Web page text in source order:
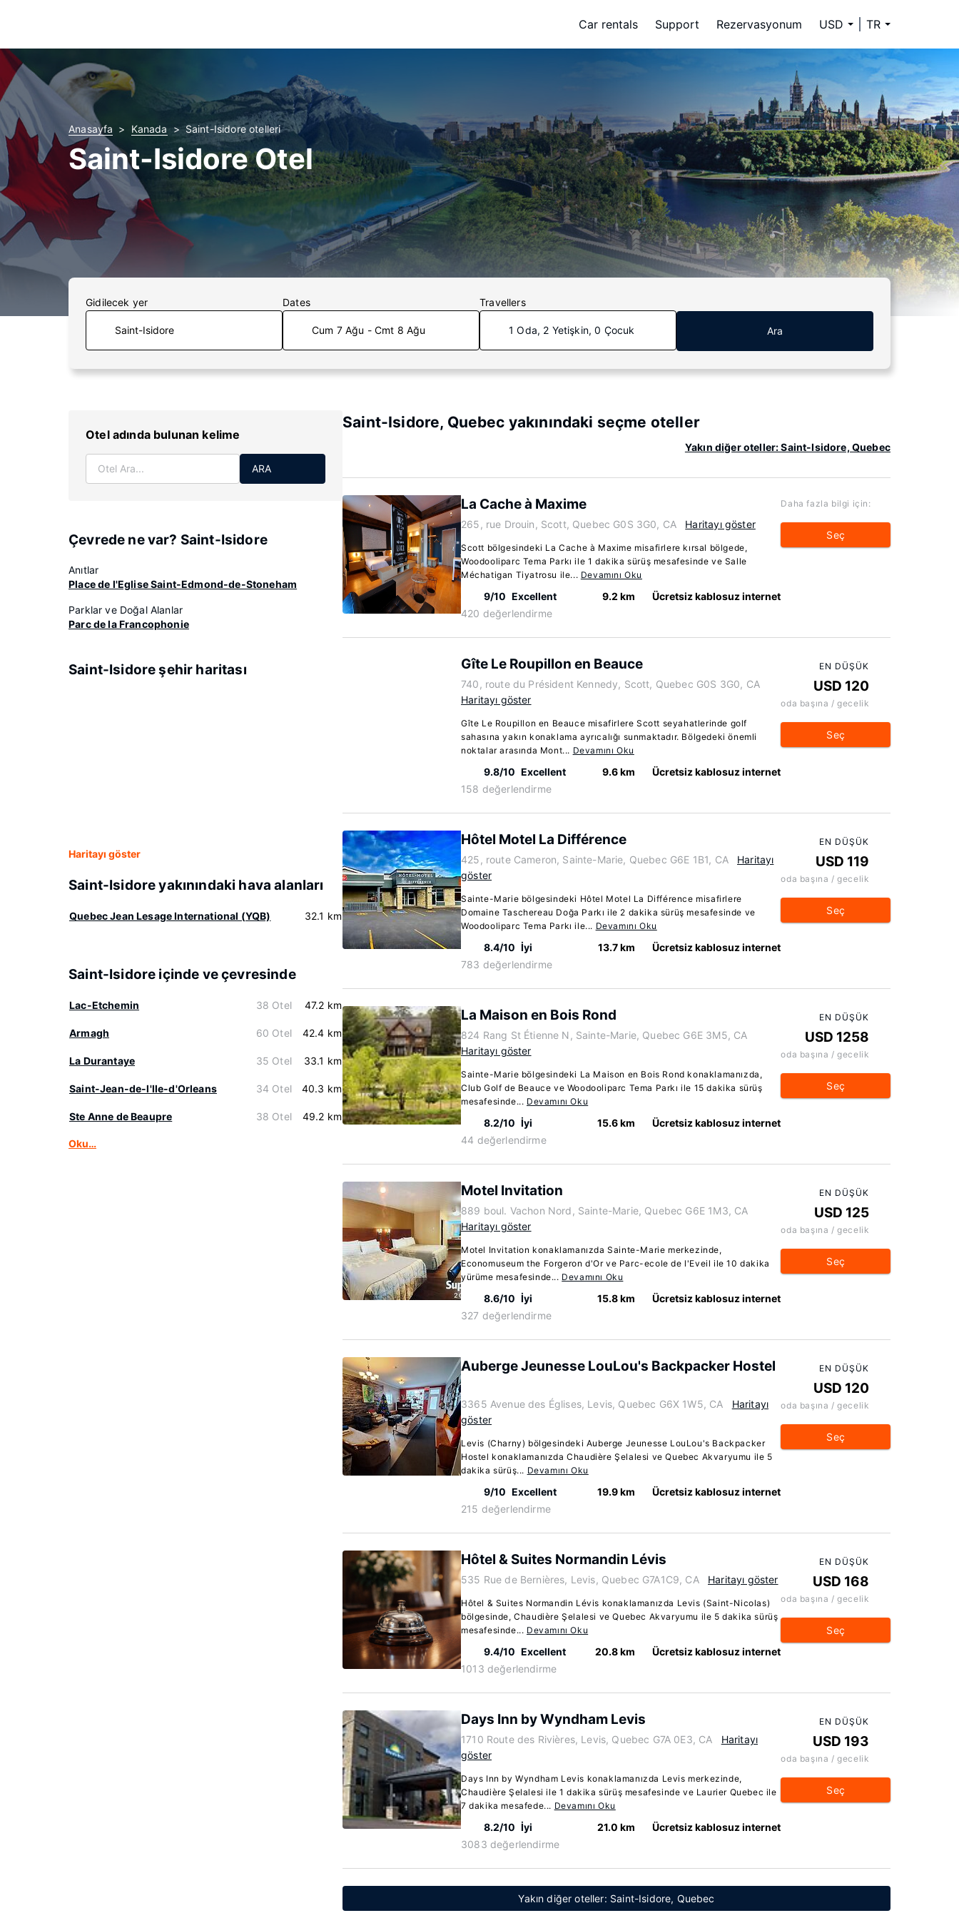
Car rentals Support Rezervasyonum USD TR
Anasayfa Kanada Saint-Isidore otelleri
Saint-Isidore Otel
Gidilecek yer Dates
Cum 7 Ağu - Cmt 8 Ağu
Travellers
1 Oda, 2 Yetişkin, 0 Çocuk Ara
Otel adında bulunan kelime
ARA
Çevrede ne var? Saint-Isidore
Anıtlar
Place de l'Eglise Saint-Edmond-de-Stoneham
Parklar ve Doğal Alanlar
Parc de la Francophonie
Saint-Isidore şehir haritası
Haritayı göster
Saint-Isidore yakınındaki hava alanları
Quebec Jean Lesage International (YQB) 32.1 km
Saint-Isidore içinde ve çevresinde
Lac-Etchemin 38 Otel 47.2 km
Armagh 60 Otel 42.4 km
La Durantaye 35 Otel 33.1 km
Saint-Jean-de-l'lle-d'Orleans 34 Otel 40.3 km
Ste Anne de Beaupre 38 Otel 49.2 km
Oku…
Saint-Isidore, Quebec yakınındaki seçme oteller
Yakın diğer oteller: Saint-Isidore, Quebec
La Cache à Maxime
265, rue Drouin, Scott, Quebec G0S 3G0, CA Haritayı göster
Scott bölgesindeki La Cache à Maxime misafirlere kırsal bölgede,
Woodooliparc Tema Parkı ile 1 dakika sürüş mesafesinde ve Salle
Méchatigan Tiyatrosu ile... Devamını Oku
9/10 Excellent
420 değerlendirme
9.2 km Ücretsiz kablosuz internet
Daha fazla bilgi için:
Seç
Gîte Le Roupillon en Beauce
740, route du Président Kennedy, Scott, Quebec G0S 3G0, CA
Haritayı göster
Gîte Le Roupillon en Beauce misafirlere Scott seyahatlerinde golf
sahasına yakın konaklama ayrıcalığı sunmaktadır. Bölgedeki önemli
noktalar arasında Mont... Devamını Oku
9.8/10 Excellent
158 değerlendirme
9.6 km Ücretsiz kablosuz internet
EN DÜŞÜK
USD 120
oda başına / gecelik
Seç
Hôtel Motel La Différence
425, route Cameron, Sainte-Marie, Quebec G6E 1B1, CA
Haritayı
göster
Sainte-Marie bölgesindeki Hôtel Motel La Différence misafirlere
Domaine Taschereau Doğa Parkı ile 2 dakika sürüş mesafesinde ve
Woodooliparc Tema Parkı ile... Devamını Oku
8.4/10 İyi
783 değerlendirme
13.7 km Ücretsiz kablosuz internet
EN DÜŞÜK
USD 119
oda başına / gecelik
Seç
La Maison en Bois Rond
824 Rang St Étienne N, Sainte-Marie, Quebec G6E 3M5, CA
Haritayı göster
Sainte-Marie bölgesindeki La Maison en Bois Rond konaklamanızda,
Club Golf de Beauce ve Woodooliparc Tema Parkı ile 15 dakika sürüş
mesafesinde... Devamını Oku
8.2/10 İyi
44 değerlendirme
15.6 km Ücretsiz kablosuz internet
EN DÜŞÜK
USD 1258
oda başına / gecelik
Seç
Motel Invitation
889 boul. Vachon Nord, Sainte-Marie, Quebec G6E 1M3, CA
Haritayı göster
Motel Invitation konaklamanızda Sainte-Marie merkezinde,
Economuseum the Forgeron d'Or ve Parc-ecole de l'Eveil ile 10 dakika
yürüme mesafesinde... Devamını Oku
8.6/10 İyi
327 değerlendirme
15.8 km Ücretsiz kablosuz internet
EN DÜŞÜK
USD 125
oda başına / gecelik
Seç
Auberge Jeunesse LouLou's Backpacker Hostel
3365 Avenue des Églises, Levis, Quebec G6X 1W5, CA
Haritayı
göster
Levis (Charny) bölgesindeki Auberge Jeunesse LouLou's Backpacker
Hostel konaklamanızda Chaudière Şelalesi ve Quebec Akvaryumu ile 5
dakika sürüş... Devamını Oku
9/10 Excellent
215 değerlendirme
19.9 km Ücretsiz kablosuz internet
EN DÜŞÜK
USD 120
oda başına / gecelik
Seç
Hôtel & Suites Normandin Lévis
535 Rue de Bernières, Levis, Quebec G7A1C9, CA Haritayı göster
Hôtel & Suites Normandin Lévis konaklamanızda Levis (Saint-Nicolas)
bölgesinde, Chaudière Şelalesi ve Quebec Akvaryumu ile 5 dakika sürüş
mesafesinde... Devamını Oku
9.4/10 Excellent
1013 değerlendirme
20.8 km Ücretsiz kablosuz internet
EN DÜŞÜK
USD 168
oda başına / gecelik
Seç
Days Inn by Wyndham Levis
1710 Route des Rivières, Levis, Quebec G7A 0E3, CA
Haritayı
göster
Days Inn by Wyndham Levis konaklamanızda Levis merkezinde,
Chaudière Şelalesi ile 1 dakika sürüş mesafesinde ve Laurier Quebec ile
7 dakika mesafede... Devamını Oku
8.2/10 İyi
3083 değerlendirme
21.0 km Ücretsiz kablosuz internet
EN DÜŞÜK
USD 193
oda başına / gecelik
Seç
Yakın diğer oteller: Saint-Isidore, Quebec